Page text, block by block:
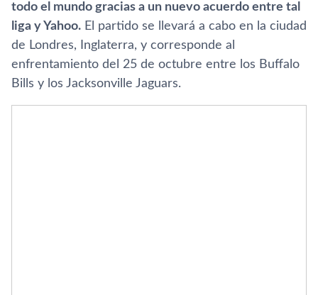
todo el mundo gracias a un nuevo acuerdo entre tal
liga y Yahoo. El partido se llevará a cabo en la ciudad
de Londres, Inglaterra, y corresponde al
enfrentamiento del 25 de octubre entre los Buffalo
Bills y los Jacksonville Jaguars.